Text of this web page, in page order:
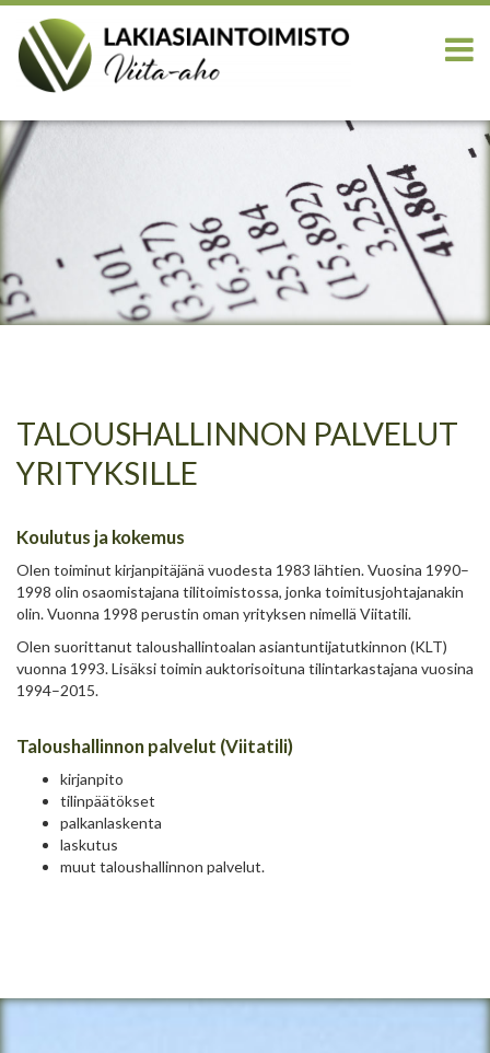
TALOUSHALLINNON PALVELUT
YRITYKSILLE
Koulutus ja kokemus
Olen toiminut kirjanpitäjänä vuodesta 1983 lähtien. Vuosina 1990–
1998 olin osaomistajana tilitoimistossa, jonka toimitusjohtajanakin
olin. Vuonna 1998 perustin oman yrityksen nimellä Viitatili.
Olen suorittanut taloushallintoalan asiantuntijatutkinnon (KLT)
vuonna 1993. Lisäksi toimin auktorisoituna tilintarkastajana vuosina
1994–2015.
Taloushallinnon palvelut (Viitatili)
kirjanpito
tilinpäätökset
palkanlaskenta
laskutus
muut taloushallinnon palvelut.